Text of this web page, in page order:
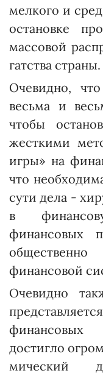
мелкого и
остановке
массовой
гатст­ва страны.
Очевидно,
весьма и
чтобы
жесткими
игры» на
что
сути дела -
в
финансовых
финансовой
Очевидно
достигло
мический